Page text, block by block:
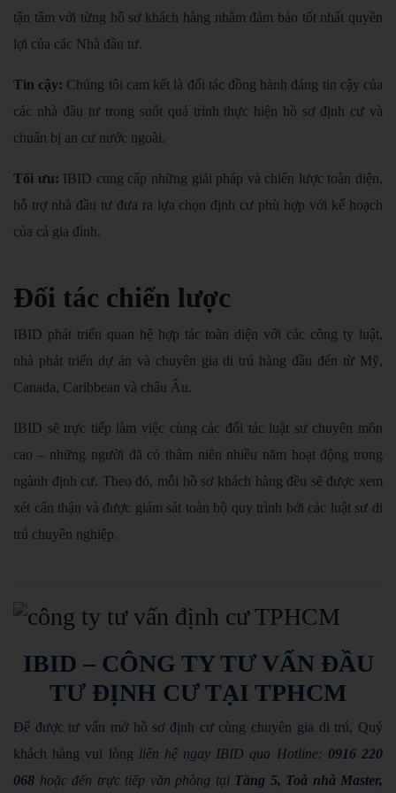
tận tâm với từng hồ sơ khách hàng nhằm đảm bảo tốt nhất quyền
lợi của các Nhà đầu tư.
Tin cậy: Chúng tôi cam kết là đối tác đồng hành đáng tin cậy của
các nhà đầu tư trong suốt quá trình thực hiện hồ sơ định cư và
chuẩn bị an cư nước ngoài.
Tối ưu: IBID cung cấp những giải pháp và chiến lược toàn diện,
hỗ trợ nhà đầu tư đưa ra lựa chọn định cư phù hợp với kế hoạch
của cả gia đình.
Đối tác chiến lược
IBID phát triển quan hệ hợp tác toàn diện với các công ty luật,
nhà phát triển dự án và chuyên gia di trú hàng đầu đến từ Mỹ,
Canada, Caribbean và châu Âu.
IBID sẽ trực tiếp làm việc cùng các đối tác luật sư chuyên môn
cao – những người đã có thâm niên nhiều năm hoạt động trong
ngành định cư. Theo đó, mỗi hồ sơ khách hàng đều sẽ được xem
xét cẩn thận và được giám sát toàn bộ quy trình bởi các luật sư di
trú chuyên nghiệp.
IBID – CÔNG TY TƯ VẤN ĐẦU
TƯ ĐỊNH CƯ TẠI TPHCM
Để được tư vấn mở hồ sơ định cư cùng chuyên gia di trú, Quý
khách hàng vui lòng liên hệ ngay IBID qua Hotline: 0916 220
068 hoặc đến trực tiếp văn phòng tại Tầng 5, Toà nhà Master,